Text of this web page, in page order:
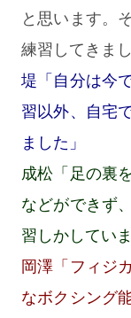
と思います。
練習してきま
堤「自分は今
習以外、自宅
ました」
成松「足の裏
などができず
習しかしていま
岡澤「フィジ
なボクシング